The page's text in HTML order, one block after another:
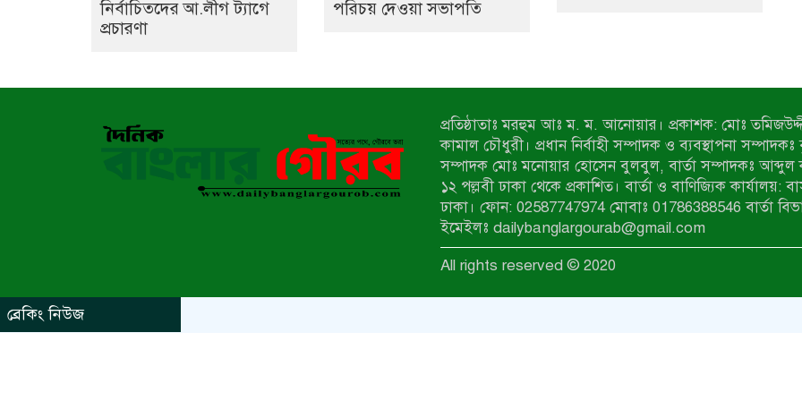
নির্বাচিতদের আ.লীগ ট্যাগে
প্রচারণা
পরিচয় দেওয়া সভাপতি
প্রতিষ্ঠাতাঃ মরহুম আঃ ম. ম. আনোয়ার। প্রকাশক: মোঃ
কামাল চৌধুরী। প্রধান নির্বাহী সম্পাদক ও ব্যবস্থাপনা
সম্পাদক মোঃ মনোয়ার হোসেন বুলবুল, বার্তা সম্পাদকঃ
১২ পল্লবী ঢাকা থেকে প্রকাশিত। বার্তা ও বাণিজ্যিক
ঢাকা। ফোন: 02587747974 মোবাঃ 01786388546 বার্তা
ইমেইলঃ dailybanglargourab@gmail.com
All rights reserved © 2020
ব্রেকিং নিউজ